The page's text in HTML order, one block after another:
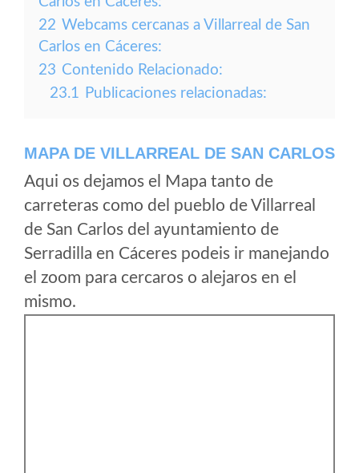
22 Webcams cercanas a Villarreal de San
Carlos en Cáceres:
23 Contenido Relacionado:
23.1 Publicaciones relacionadas:
MAPA DE VILLARREAL DE SAN CARLOS
Aqui os dejamos el Mapa tanto de
carreteras como del pueblo de Villarreal
de San Carlos del ayuntamiento de
Serradilla en Cáceres podeis ir manejando
el zoom para cercaros o alejaros en el
mismo.